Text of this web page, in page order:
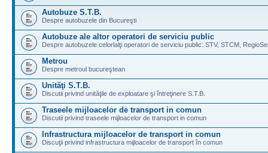
Autobuze S.T.B.
Despre autobuzele din Bucureşti
Autobuze ale altor operatori de serviciu public
Despre autobuzele celorlalţi operatori de serviciu public: STV, STCM,
Metrou
Despre metroul bucureştean
Unităţi S.T.B.
Discutii privind unităţile de exploatare şi întreţinere S.T.B.
Traseele mijloacelor de transport in comun
Discutii privind traseele mijloacelor de transport in comun
Infrastructura mijloacelor de transport in comun
Discuţii privind infrastructura mijloacelor de transport în comun